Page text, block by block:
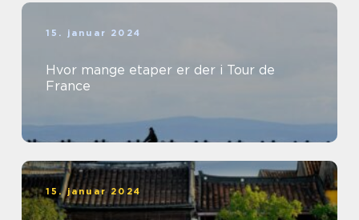
15. januar 2024
Hvor mange etaper er der i Tour de
France
15. januar 2024